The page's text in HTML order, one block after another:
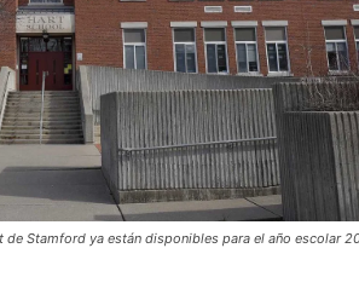
Stamford ya están disponibles para el año escolar